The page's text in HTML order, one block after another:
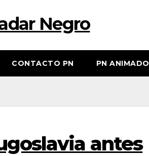
Negro
CONTACTO PN PN ANIMADO
antes